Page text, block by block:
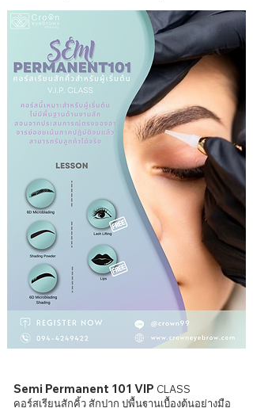
Semi Permanent 101 VIP CLASS
คอร์สเรียนสักคิ้ว สักปาก ปูพื้นฐานเบื้องต้นอย่างมือ